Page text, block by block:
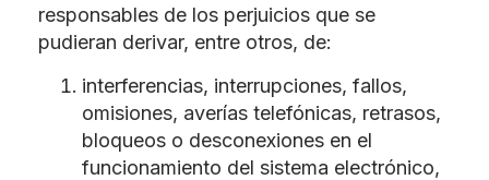
responsables de los perjuicios que se
pudieran derivar, entre otros, de:
interferencias, interrupciones, fallos,
omisiones, averías telefónicas, retrasos,
bloqueos o desconexiones en el
funcionamiento del sistema electrónico,